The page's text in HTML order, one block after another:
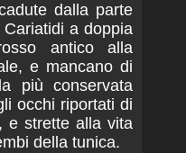
dalla parte
a doppia
antico alla
e mancano di
più conservata
occhi riportati di
e strette alla vita
della tunica.